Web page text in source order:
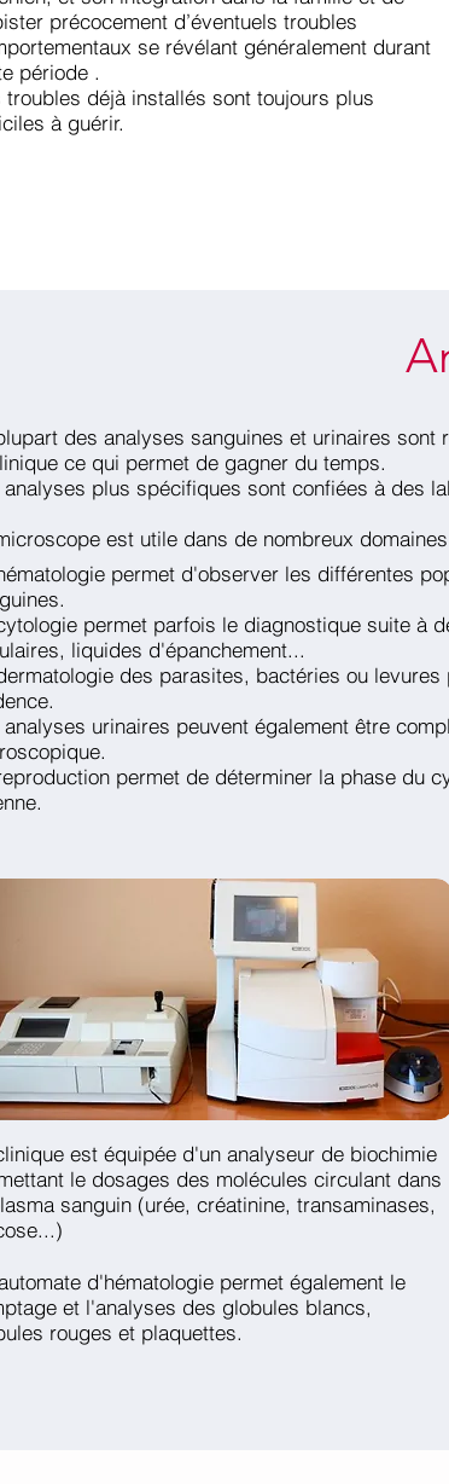
précocement d’éventuels troubles
se révélant généralement durant
période .
troubles déjà installés sont toujours plus
à guérir.
des analyses sanguines et urinaires sont
ce qui permet de gagner du temps.
analyses plus spécifiques sont confiées à des
est utile dans de nombreux
permet d'observer les différentes
permet parfois le diagnostique suite à
liquides d'épanchement...
des parasites, bactéries ou levures
analyses urinaires peuvent également être
permet de déterminer la phase du
est équipée d'un analyseur de biochimie
le dosages des molécules circulant dans
sanguin (urée, créatinine, transaminases,
d'hématologie permet également le
et l'analyses des globules blancs,
rouges et plaquettes.